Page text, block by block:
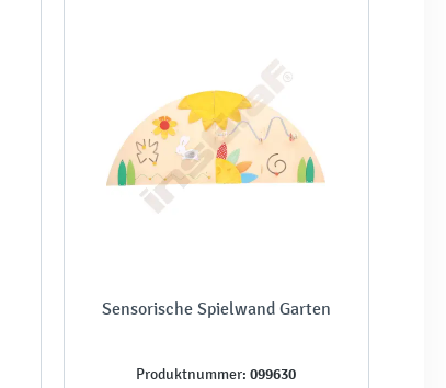
Sensorische Spielwand Garten
Produktnummer: 099630